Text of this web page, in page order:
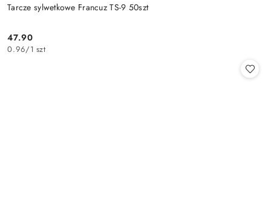
Tarcze sylwetkowe Francuz TS-9 50szt
Cena:
47.90
0.96/1 szt